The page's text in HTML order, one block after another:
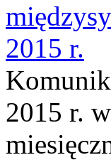
2015 r.
2015 r.